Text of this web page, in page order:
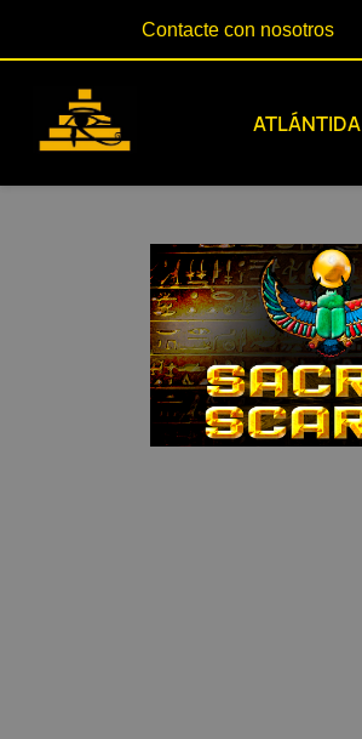
Contacte con nosotros
ATLÁNTIDA